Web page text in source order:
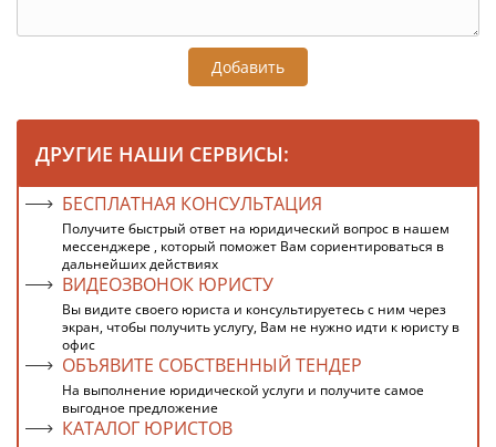
Добавить
ДРУГИЕ НАШИ СЕРВИСЫ:
БЕСПЛАТНАЯ КОНСУЛЬТАЦИЯ
Получите быстрый ответ на юридический вопрос в нашем
мессенджере , который поможет Вам сориентироваться в
дальнейших действиях
ВИДЕОЗВОНОК ЮРИСТУ
Вы видите своего юриста и консультируетесь с ним через
экран, чтобы получить услугу, Вам не нужно идти к юристу в
офис
ОБЪЯВИТЕ СОБСТВЕННЫЙ ТЕНДЕР
На выполнение юридической услуги и получите самое
выгодное предложение
КАТАЛОГ ЮРИСТОВ